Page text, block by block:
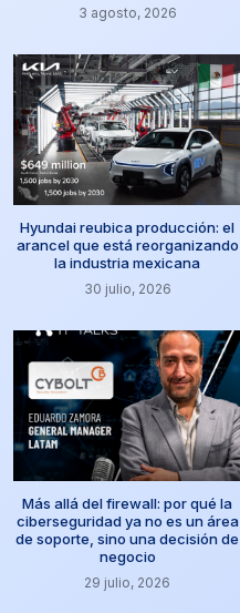
3 agosto, 2026
Hyundai reubica producción: el
arancel que está reorganizando
la industria mexicana
30 julio, 2026
Más allá del firewall: por qué la
ciberseguridad ya no es un área
de soporte, sino una decisión de
negocio
29 julio, 2026